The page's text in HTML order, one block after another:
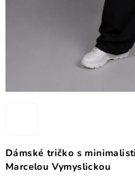
Dámské tričko s
Marcelou Vymyslickou